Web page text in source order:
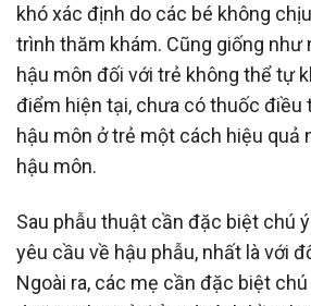
khó xác định do các bé không
trình thăm khám. Cũng giống như
hậu môn đối với trẻ không thể tự
điểm hiện tại, chưa có thuốc điều
hậu môn ở trẻ một cách hiệu quả
hậu môn.
Sau phẫu thuật cần đặc biệt chú
yêu cầu về hậu phẫu, nhất là với
Ngoài ra, các mẹ cần đặc biệt